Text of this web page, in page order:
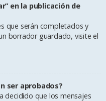
en la publicación de
que serán completados y
borrador guardado, visite el
ser aprobados?
decidido que los mensajes